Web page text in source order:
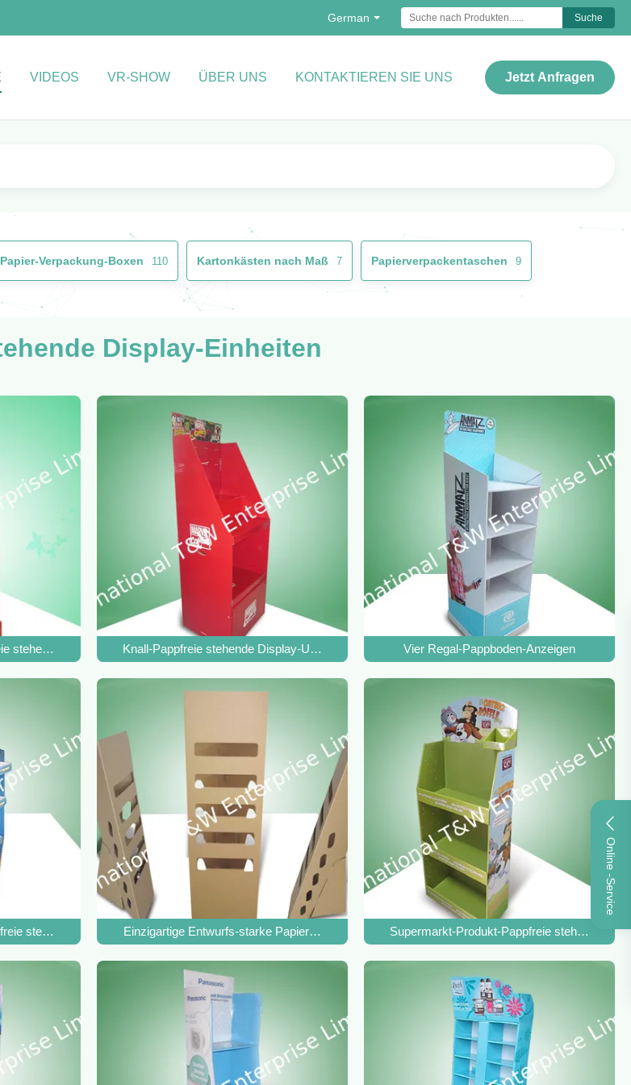
German Suche
VIDEOS VR-SHOW ÜBER UNS KONTAKTIEREN SIE UNS Jetzt Anfragen
Online -Service
Papier-Verpackung-Boxen 110 Kartonkästen nach Maß 7 Papierverpackentaschen 9
Display-Einheiten
stehende Display-UnitsKnall-Pappfreie stehende Display-Units Vier Regal-Pappboden-Anzeigen
stehende Display-Units, Pappplakat-Stand
Einzigartige Entwurfs-starke Papierpappfreie stehende Kleindisplay-Units POP
Supermarkt-Produkt-Pappfreie stehende